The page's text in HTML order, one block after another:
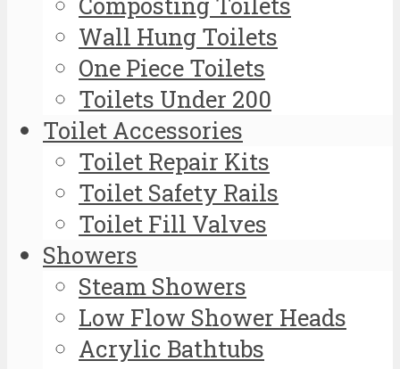
Wall Hung Toilets
One Piece Toilets
Toilets Under 200
Toilet Accessories
Toilet Repair Kits
Toilet Safety Rails
Toilet Fill Valves
Showers
Steam Showers
Low Flow Shower Heads
Acrylic Bathtubs